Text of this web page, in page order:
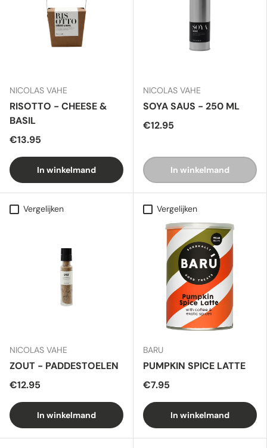
NICOLAS VAHE
RISOTTO - CHEESE &
BASIL
€13.95
In winkelmand
NICOLAS VAHE
SOYA SAUS - 250 ML
€12.95
In winkelmand
Vergelijken
NICOLAS VAHE
ZOUT - PADDESTOELEN
€12.95
In winkelmand
Vergelijken
BARU
PUMPKIN SPICE LATTE
€7.95
In winkelmand